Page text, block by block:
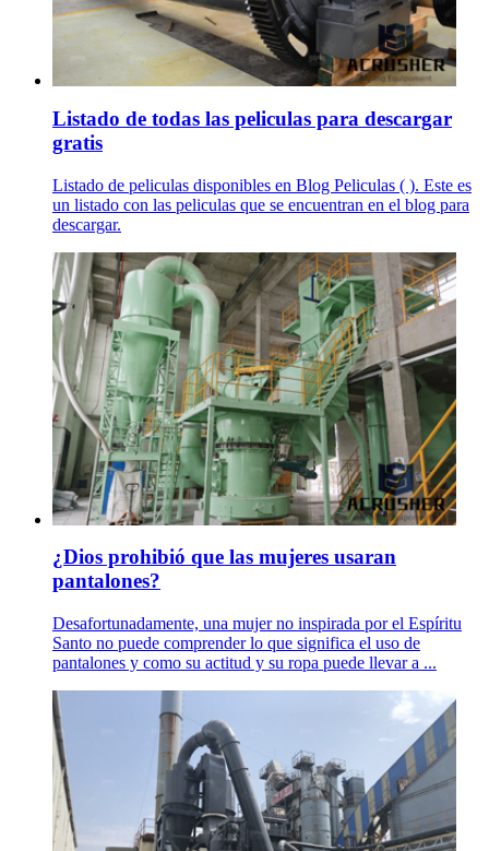
Listado de todas las peliculas para descargar
gratis
Listado de peliculas disponibles en Blog Peliculas ( ). Este es
un listado con las peliculas que se encuentran en el blog para
descargar.
¿Dios prohibió que las mujeres usaran
pantalones?
Desafortunadamente, una mujer no inspirada por el Espíritu
Santo no puede comprender lo que significa el uso de
pantalones y como su actitud y su ropa puede llevar a ...